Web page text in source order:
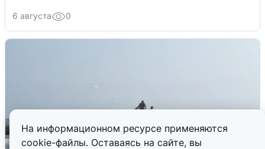
На информационном ресурсе применяются
cookie-файлы. Оставаясь на сайте, вы
6 августа 0